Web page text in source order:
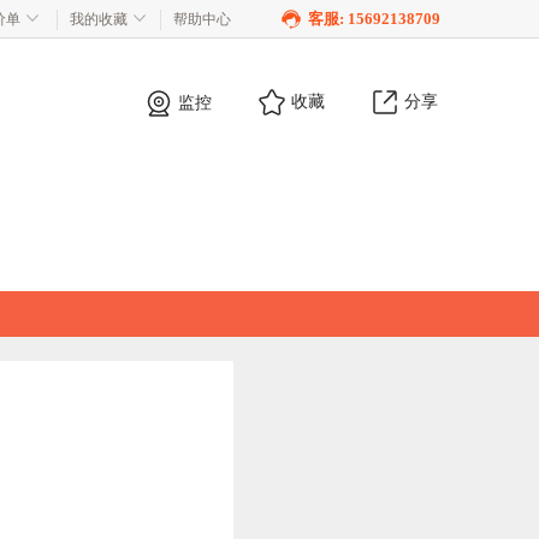
单 我的收藏 帮助中心 客服: 15692138709
监控 收藏 分享